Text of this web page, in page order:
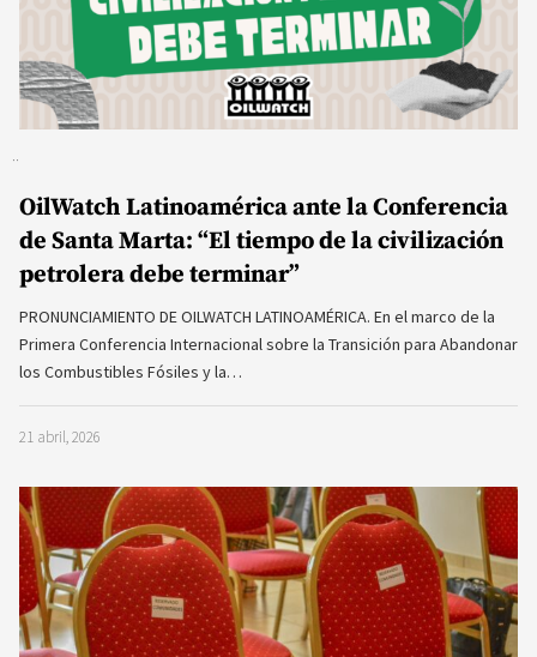
OilWatch Latinoamérica ante la Conferencia
de Santa Marta: “El tiempo de la civilización
petrolera debe terminar”
PRONUNCIAMIENTO DE OILWATCH LATINOAMÉRICA. En el marco de la
Primera Conferencia Internacional sobre la Transición para Abandonar
los Combustibles Fósiles y la…
21 abril, 2026